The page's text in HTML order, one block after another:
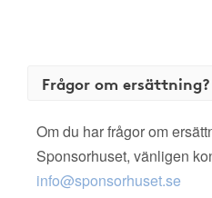
Frågor om ersättning?
Om du har frågor om
Sponsorhuset, vänligen
info@sponsorhuset.se